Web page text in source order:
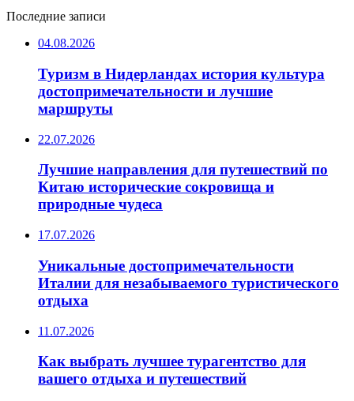
Последние записи
04.08.2026
Туризм в Нидерландах история культура
достопримечательности и лучшие
маршруты
22.07.2026
Лучшие направления для путешествий по
Китаю исторические сокровища и
природные чудеса
17.07.2026
Уникальные достопримечательности
Италии для незабываемого туристического
отдыха
11.07.2026
Как выбрать лучшее турагентство для
вашего отдыха и путешествий